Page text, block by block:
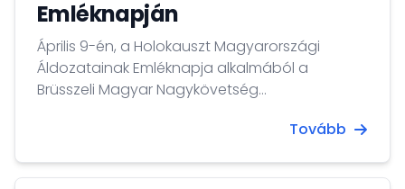
Emléknapján
Április 9-én, a Holokauszt Magyarországi
Áldozatainak Emléknapja alkalmából a
Brüsszeli Magyar Nagykövetség
Intézetben, ahol dr. Kovács Tamás Iván
megemlékezésen Báró Regina Sluszny
Tovább